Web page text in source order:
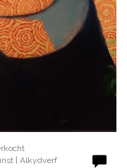
| Alkydverf